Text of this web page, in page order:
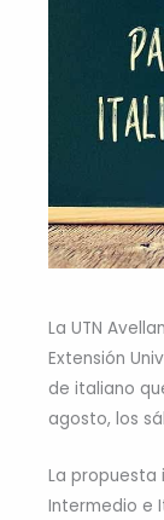
La UTN
Extensión
de italiano
agosto, los
La propuesta
Intermedio e